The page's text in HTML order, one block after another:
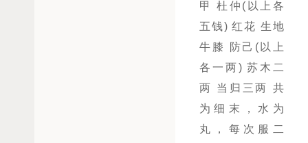
甲 杜仲(以上各
五钱) 红花 生地
牛膝 防己(以上
各一两) 苏木二
两 当归三两 共
为细末，水为
丸，每次服二